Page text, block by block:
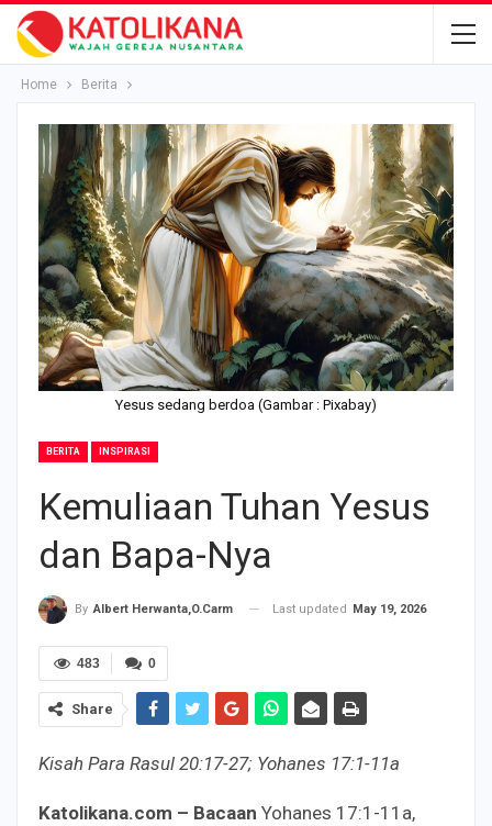
Home Berita
Yesus sedang berdoa (Gambar : Pixabay)
BERITA INSPIRASI
Kemuliaan Tuhan Yesus
dan Bapa-Nya
By Albert Herwanta,O.Carm Last updated May 19, 2026
0
483
Share
Kisah Para Rasul 20:17-27; Yohanes 17:1-11a
Katolikana.com – Bacaan Yohanes 17:1-11a,